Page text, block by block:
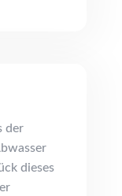
der
dieses